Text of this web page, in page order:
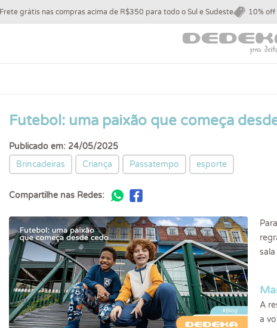
Frete grátis nas compras acima de R$350 para todo o Sul e Sudeste 10% off
Futebol: uma paixão que começa
Publicado em: 24/05/2025
Brincadeiras
Criança Passatempo esporte
Compartilhe nas Redes:
A
a